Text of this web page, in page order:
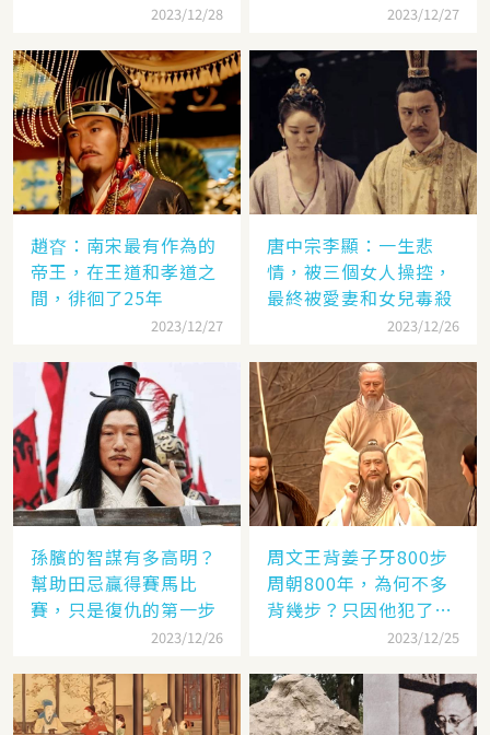
2023/12/28 2023/12/27
趙昚：南宋最有作為的
帝王，在王道和孝道之
間，徘徊了25年
2023/12/27
唐中宗李顯：一生悲
情，被三個女人操控，
最終被愛妻和女兒毒殺
2023/12/26
孫臏的智謀有多高明？
幫助田忌贏得賽馬比
賽，只是復仇的第一步
2023/12/26
周文王背姜子牙800步
周朝800年，為何不多
背幾步？只因他犯了個
2023/12/25